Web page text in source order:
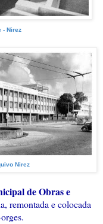
- Nirez
Nirez
de Obras e
remontada e colocada